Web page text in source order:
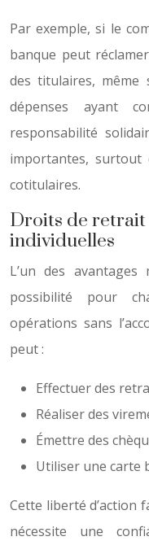
Par exemple, si le
banque peut
des titulaires, même
dépenses ayant
responsabilité
importantes, surtout
cotitulaires.
Droits de retrait
individuelles
L’un des
possibilité pour
opérations sans
peut :
Effectuer des
Réaliser des
Émettre des
Utiliser une carte
Cette liberté d’action
nécessite une